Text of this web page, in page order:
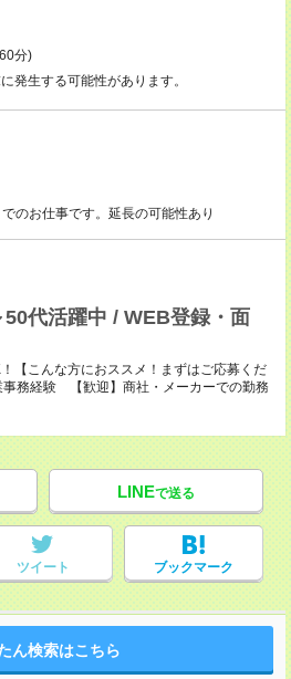
分)
発生する可能性があります。
のお仕事です。延長の可能性あり
代活躍中 / WEB登録・面
【こんな方におススメ！まずはご応募くだ
事務経験 【歓迎】商社・メーカーでの勤務
LINEで送る
ツイート ブックマーク
ん検索はこちら